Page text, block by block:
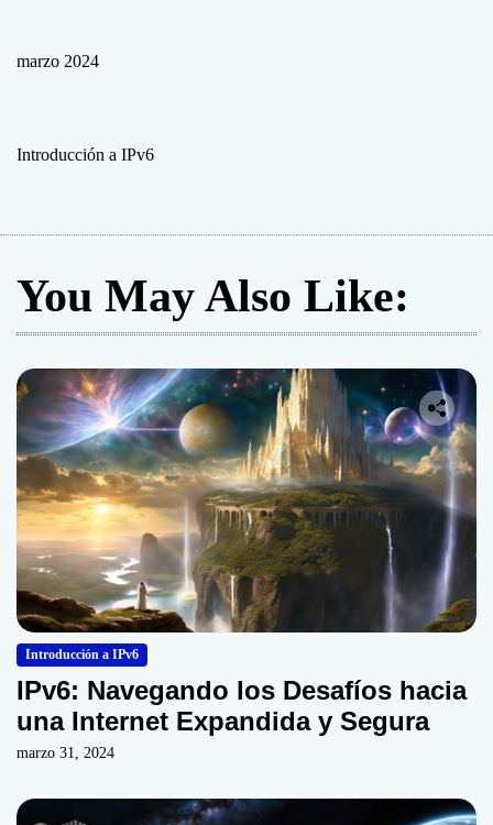
marzo 2024
Introducción a IPv6
You May Also Like:
Introducción a IPv6
IPv6: Navegando los Desafíos hacia
una Internet Expandida y Segura
marzo 31, 2024